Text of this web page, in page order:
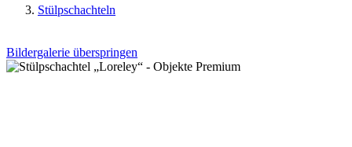
Stülpschachteln
Bildergalerie überspringen